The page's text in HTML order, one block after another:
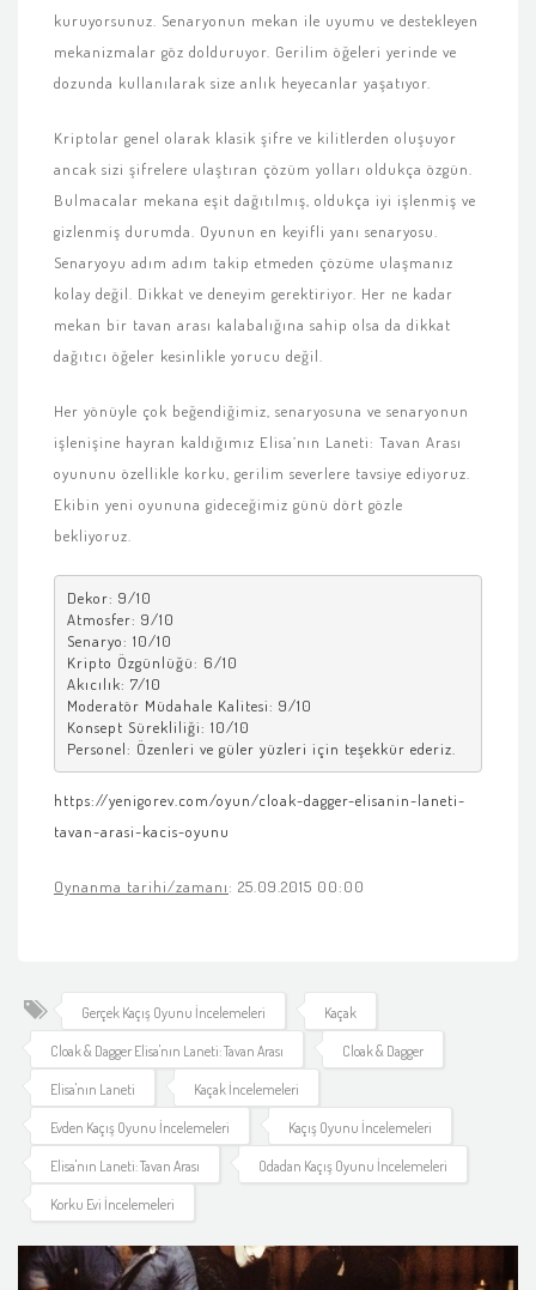
kuruyorsunuz. Senaryonun mekan ile uyumu ve destekleyen
mekanizmalar göz dolduruyor. Gerilim öğeleri yerinde ve
dozunda kullanılarak size anlık heyecanlar yaşatıyor.
Kriptolar genel olarak klasik şifre ve kilitlerden oluşuyor
ancak sizi şifrelere ulaştıran çözüm yolları oldukça özgün.
Bulmacalar mekana eşit dağıtılmış, oldukça iyi işlenmiş ve
gizlenmiş durumda. Oyunun en keyifli yanı senaryosu.
Senaryoyu adım adım takip etmeden çözüme ulaşmanız
kolay değil. Dikkat ve deneyim gerektiriyor. Her ne kadar
mekan bir tavan arası kalabalığına sahip olsa da dikkat
dağıtıcı öğeler kesinlikle yorucu değil.
Her yönüyle çok beğendiğimiz, senaryosuna ve senaryonun
işlenişine hayran kaldığımız Elisa’nın Laneti: Tavan Arası
oyununu özellikle korku, gerilim severlere tavsiye ediyoruz.
Ekibin yeni oyununa gideceğimiz günü dört gözle
bekliyoruz.
Dekor: 9/10
Atmosfer: 9/10
Senaryo: 10/10
Kripto Özgünlüğü: 6/10
Akıcılık: 7/10
Moderatör Müdahale Kalitesi: 9/10
Konsept Sürekliliği: 10/10
Personel: Özenleri ve güler yüzleri için teşekkür ederiz.
https://yenigorev.com/oyun/cloak-dagger-elisanin-laneti-
tavan-arasi-kacis-oyunu
Oynanma tarihi/zamanı: 25.09.2015 00:00
Gerçek Kaçış Oyunu İncelemeleri Kaçak
Cloak & Dagger Elisa'nın Laneti: Tavan Arası Cloak & Dagger
Elisa'nın Laneti Kaçak İncelemeleri
Evden Kaçış Oyunu İncelemeleri Kaçış Oyunu İncelemeleri
Elisa'nın Laneti: Tavan Arası Odadan Kaçış Oyunu İncelemeleri
Korku Evi İncelemeleri